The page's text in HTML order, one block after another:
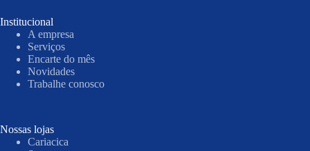
Institucional
A empresa
Serviços
Encarte do mês
Novidades
Trabalhe conosco
Nossas lojas
Cariacica